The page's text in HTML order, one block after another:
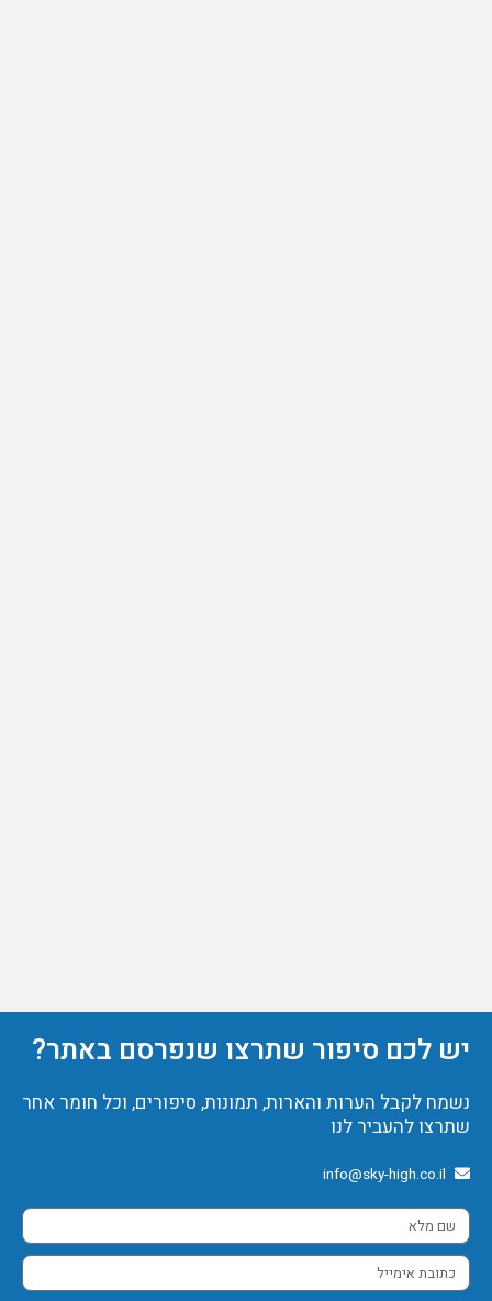
יש לכם סיפור שתרצו שנפרסם באתר?
נשמח לקבל הערות והארות, תמונות, סיפורים, וכל חומר אחר
שתרצו להעביר לנו
info@sky-high.co.il
שם
מלא
כתובת
אימייל